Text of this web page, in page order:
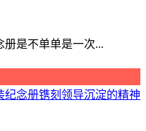
是不单单是一次...